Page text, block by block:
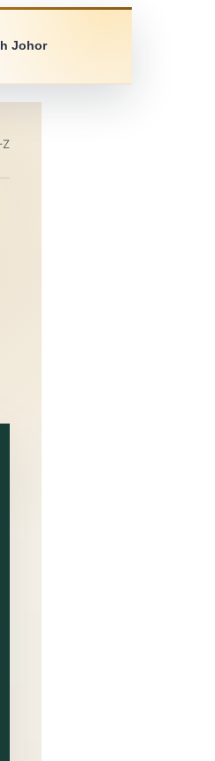
Johor